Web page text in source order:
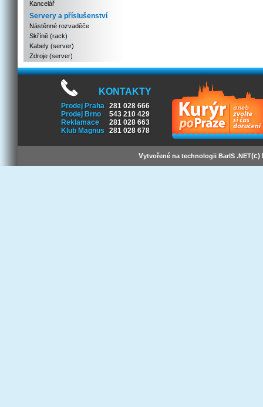
Kancelář
Servery a příslušenství
Nástěnné rozvaděče
Skříně (rack)
Kabely (server)
Zdroje (server)
KONTAKTY
Prodej Praha 281 028 666
Prodej Brno
543 210 429
Reklamace
281 028 663
Klub Magnus
281 028 678
Vytvořené na technologii BarIS .NET(c)